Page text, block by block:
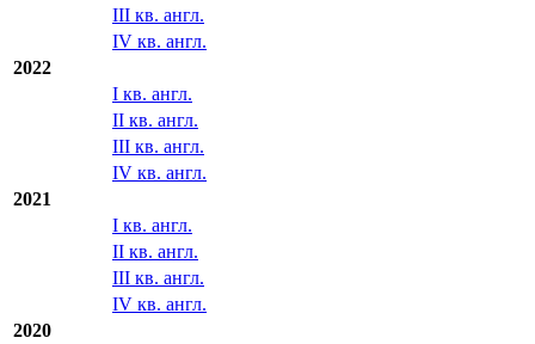
III кв. англ.
IV кв. англ.
2022
I кв. англ.
II кв. англ.
III кв. англ.
IV кв. англ.
2021
I кв. англ.
II кв. англ.
III кв. англ.
IV кв. англ.
2020